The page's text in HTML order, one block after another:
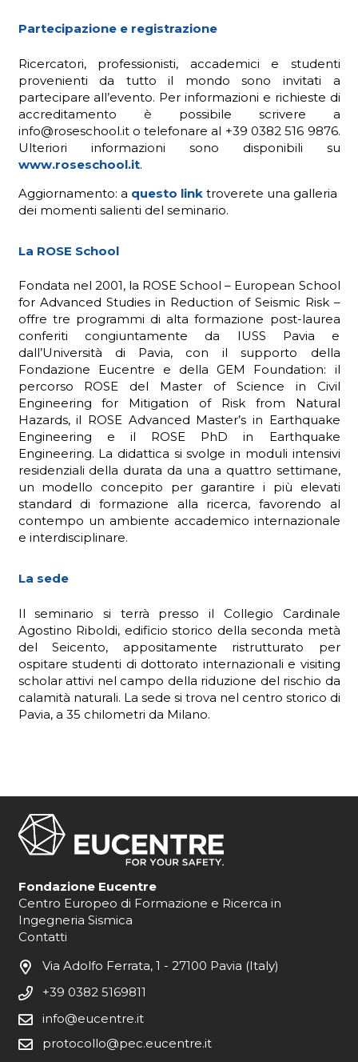
Partecipazione e registrazione
Ricercatori, professionisti, accademici e studenti
provenienti da tutto il mondo sono invitati a
partecipare all’evento. Per informazioni e richieste di
accreditamento è possibile scrivere a
info@roseschool.it o telefonare al +39 0382 516 9876.
Ulteriori informazioni sono disponibili su
www.roseschool.it.
Aggiornamento: a questo link troverete una galleria
dei momenti salienti del seminario.
La ROSE School
Fondata nel 2001, la ROSE School – European School
for Advanced Studies in Reduction of Seismic Risk –
offre tre programmi di alta formazione post-laurea
conferiti congiuntamente da IUSS Pavia e
dall’Università di Pavia, con il supporto della
Fondazione Eucentre e della GEM Foundation: il
percorso ROSE del Master of Science in Civil
Engineering for Mitigation of Risk from Natural
Hazards, il ROSE Advanced Master’s in Earthquake
Engineering e il ROSE PhD in Earthquake
Engineering. La didattica si svolge in moduli intensivi
residenziali della durata da una a quattro settimane,
un modello concepito per garantire i più elevati
standard di formazione alla ricerca, favorendo al
contempo un ambiente accademico internazionale
e interdisciplinare.
La sede
Il seminario si terrà presso il Collegio Cardinale
Agostino Riboldi, edificio storico della seconda metà
del Seicento, appositamente ristrutturato per
ospitare studenti di dottorato internazionali e visiting
scholar attivi nel campo della riduzione del rischio da
calamità naturali. La sede si trova nel centro storico di
Pavia, a 35 chilometri da Milano.
Fondazione Eucentre
Centro Europeo di Formazione e Ricerca in
Ingegneria Sismica
Contatti
Via Adolfo Ferrata, 1 - 27100 Pavia (Italy)
+39 0382 5169811
info@eucentre.it
protocollo@pec.eucentre.it